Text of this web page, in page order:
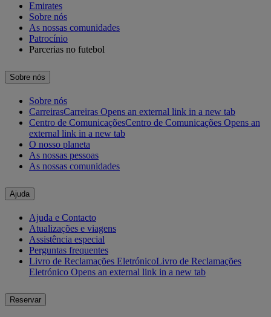
Emirates
Sobre nós
As nossas comunidades
Patrocínio
Parcerias no futebol
Sobre nós
Sobre nós
CarreirasCarreiras Opens an external link in a new tab
Centro de ComunicaçõesCentro de Comunicações Opens an
external link in a new tab
O nosso planeta
As nossas pessoas
As nossas comunidades
Ajuda
Ajuda e Contacto
Atualizações e viagens
Assistência especial
Perguntas frequentes
Livro de Reclamações EletrónicoLivro de Reclamações
Eletrónico Opens an external link in a new tab
Reservar